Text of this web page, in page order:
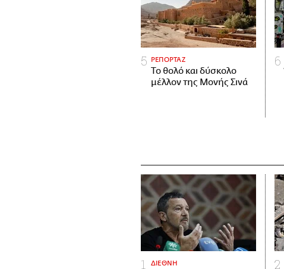
ΡΕΠΟΡΤΑΖ
Το θολό και δύσκολο
μέλλον της Μονής Σινά
ΔΙΕΘΝΗ